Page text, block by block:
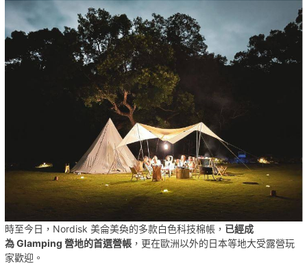
時至今日， Nordisk 美侖美奐的多款白色科技棉帳， 已經成
為Glamping 營地的首選營帳，更在歐洲以外的日本等地大受露營玩
家歡迎。